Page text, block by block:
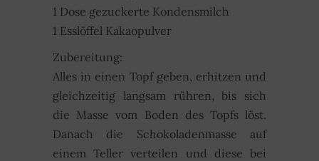
1 Dose gezuckerte Kondensmilch
1 Esslöffel Kakaopulver
Zubereitung:
Alles in einen Topf geben, erhitzen und
gleichzeitig langsam rühren, bis sich
die Masse vom Boden des Topfs löst.
Danach die Schokoladenmasse auf
einem Teller verteilen und diese bei